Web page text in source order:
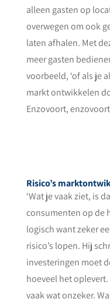
alleen gasten op
overwegen om ook
laten afhalen. Met
meer gasten
voorbeeld, ‘of als je
markt ontwikkelen
Enzovoort,
Risico’s
‘Wat je vaak ziet, is
consumenten op de
logisch want zeker
risico’s lopen. Hij
investeringen moet
hoeveel het
vaak wat onzeker.